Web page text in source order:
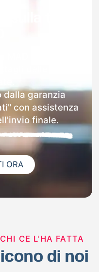
dalla garanzia
con assistenza
finale.
ORA
CE L'HA FATTA
di noi